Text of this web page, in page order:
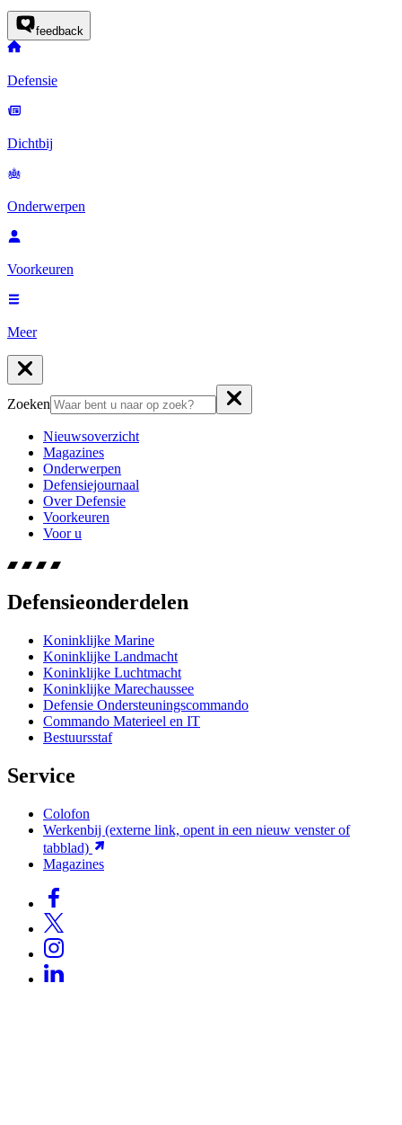
feedback
Defensie
Dichtbij
Onderwerpen
Voorkeuren
Meer
Zoeken
Nieuwsoverzicht
Magazines
Onderwerpen
Defensiejournaal
Over Defensie
Voorkeuren
Voor u
Defensieonderdelen
Koninklijke Marine
Koninklijke Landmacht
Koninklijke Luchtmacht
Koninklijke Marechaussee
Defensie Ondersteuningscommando
Commando Materieel en IT
Bestuursstaf
Service
Colofon
Werkenbij (externe link, opent in een nieuw venster of
tabblad)
Magazines